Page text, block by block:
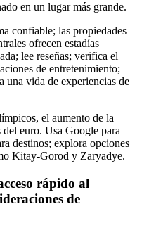
en un lugar más grande.
confiable; las propiedades
ofrecen estadías
lee reseñas; verifica el
de entretenimiento;
una vida de experiencias de
el aumento de la
del euro. Usa Google para
destinos; explora opciones
Kitay-Gorod y Zaryadye.
rápido al
de